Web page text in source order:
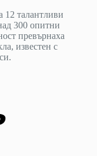
12 талантливи
300 опитни
превърнаха
известен с